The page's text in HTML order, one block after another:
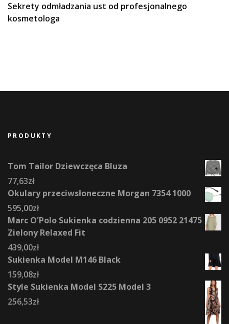
Sekrety odmładzania ust od profesjonalnego
kosmetologa
PRODUKTY
Tom Tailor Dziewczęca Bluza
77,63zł
Okulary przeciwsłoneczne Morgan 7354 1000
595,00zł
Marc O'Polo Sukienka codzienna 205 0952 21475
Zielony Relaxed Fit
439,00zł
Sukienka Model M146 Black
159,08zł
Style Sukienka Model S225 Model 3
256,53zł